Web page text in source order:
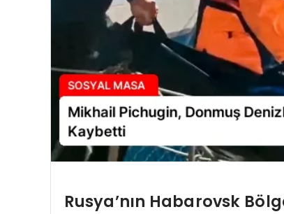
Rusya’nın Habarovsk